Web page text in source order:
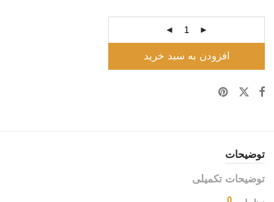
افزودن به سبد خرید
توضیحات
توضیحات تکمیلی